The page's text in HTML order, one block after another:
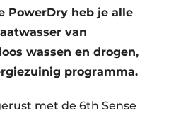
PowerDry heb je alle
van
wassen en drogen,
programma.
met de 6th Sense